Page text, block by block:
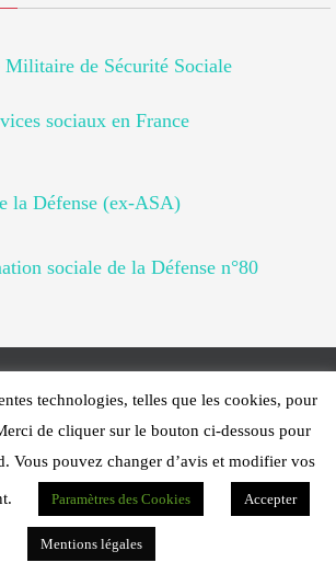
Militaire de Sécurité Sociale
sociaux en France
la Défense (ex-ASA)
sociale de la Défense n°80
- PFS Concept Toulon - © 2025
avec Nirvana WordPress.
technologies, telles que les cookies, pour
de cliquer sur le bouton ci-dessous pour
Vous pouvez changer d’avis et modifier vos
Paramètres des Cookies Accepter
Mentions légales